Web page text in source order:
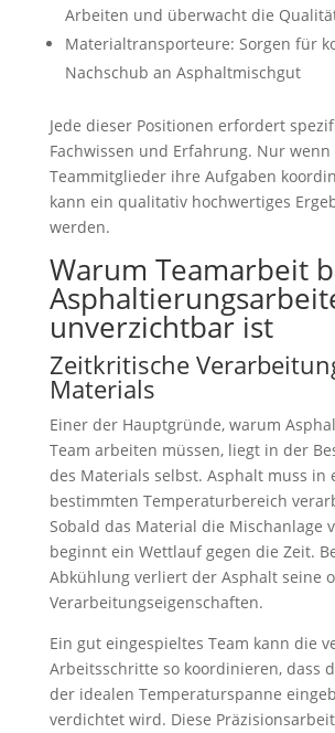
Arbeiten und überwacht die
Materialtransporteure: Sorgen für
Nachschub an Asphaltmischgut
Jede dieser Positionen erfordert
Fachwissen und Erfahrung. Nur wenn
Teammitglieder ihre Aufgaben
kann ein qualitativ hochwertiges
werden.
Warum Teamarbeit
unverzichtbar ist
Zeitkritische
Materials
Einer der Hauptgründe, warum
Team arbeiten müssen, liegt in der
des Materials selbst. Asphalt muss in
bestimmten Temperaturbereich
Sobald das Material die Mischanlage
beginnt ein Wettlauf gegen die Zeit.
Abkühlung verliert der Asphalt seine
Verarbeitungseigenschaften.
Ein gut eingespieltes Team kann die
Arbeitsschritte so koordinieren, dass
der idealen Temperaturspanne
verdichtet wird. Diese